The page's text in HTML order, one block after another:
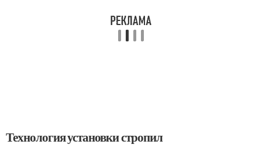
Технология установки стропил